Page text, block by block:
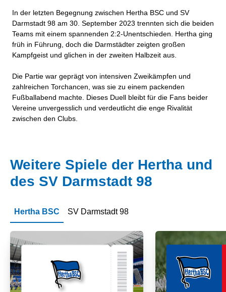
In der letzten Begegnung zwischen Hertha BSC und SV
Darmstadt 98 am 30. September 2023 trennten sich die beiden
Teams mit einem spannenden 2:2-Unentschieden. Hertha ging
früh in Führung, doch die Darmstädter zeigten großen
Kampfgeist und glichen in der zweiten Halbzeit aus.
Die Partie war geprägt von intensiven Zweikämpfen und
zahlreichen Torchancen, was sie zu einem packenden
Fußballabend machte. Dieses Duell bleibt für die Fans beider
Vereine unvergesslich und verdeutlicht die enge Rivalität
zwischen den Clubs.
Weitere Spiele der Hertha und
des SV Darmstadt 98
Hertha BSC SV Darmstadt 98